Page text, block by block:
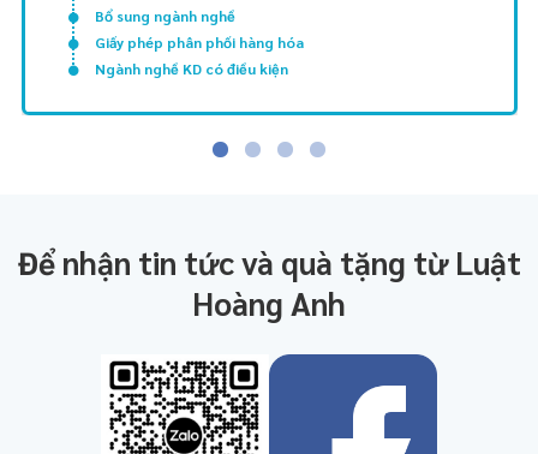
Bổ sung ngành nghề
Giấy phép phân phối hàng hóa
Ngành nghề KD có điều kiện
Để nhận tin tức và quà tặng từ Luật
Hoàng Anh